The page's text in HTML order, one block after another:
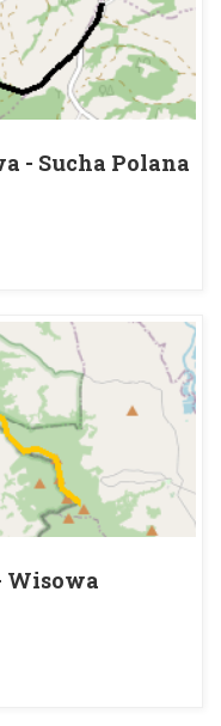
- Sucha Polana
Wisowa